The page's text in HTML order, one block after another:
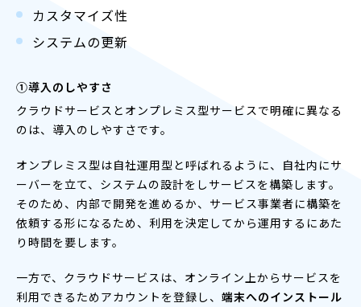
カスタマイズ性
システムの更新
①導入のしやすさ
クラウドサービスとオンプレミス型サービスで明確に異なる
のは、導入のしやすさです。
オンプレミス型は自社運用型と呼ばれるように、自社内にサ
ーバーを立て、システムの設計をしサービスを構築します。
そのため、内部で開発を進めるか、サービス事業者に構築を
依頼する形になるため、利用を決定してから運用するにあた
り時間を要します。
一方で、クラウドサービスは、オンライン上からサービスを
利用できるためアカウントを登録し、 端末へのインストール